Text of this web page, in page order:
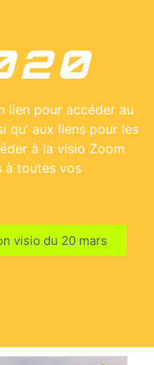
lien pour accéder au
qu’ aux liens pour les
à la visio Zoom
à toutes vos
visio du 20 mars